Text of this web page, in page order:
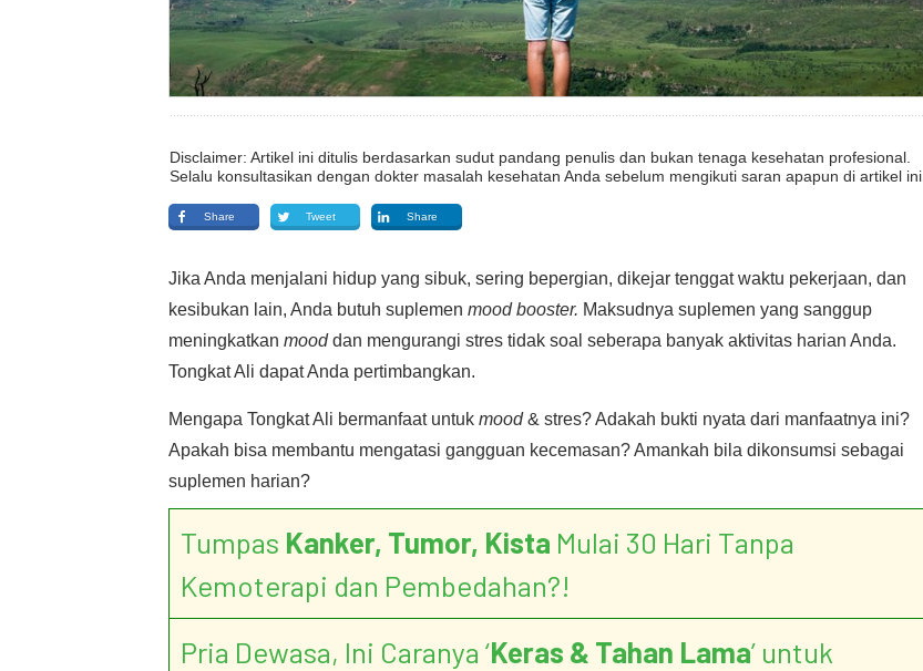
Disclaimer: Artikel ini ditulis berdasarkan sudut pandang penulis dan bukan tenaga kesehatan profesional.
Selalu konsultasikan dengan dokter masalah kesehatan Anda sebelum mengikuti saran apapun di artikel ini.
Share Tweet Share
Jika Anda menjalani hidup yang sibuk, sering bepergian, dikejar tenggat waktu pekerjaan, dan
kesibukan lain, Anda butuh suplemen mood booster. Maksudnya suplemen yang sanggup
meningkatkan mooddan mengurangi stres tidak soal seberapa banyak aktivitas harian Anda.
Tongkat Ali dapat Anda pertimbangkan.
Mengapa Tongkat Ali bermanfaat untuk mood& stres? Adakah bukti nyata dari manfaatnya ini?
Apakah bisa membantu mengatasi gangguan kecemasan? Amankah bila dikonsumsi sebagai
suplemen harian?
Tumpas Kanker, Tumor, Kista Mulai 30 Hari Tanpa
Kemoterapi dan Pembedahan?!
Pria Dewasa, Ini Caranya ‘Keras & Tahan Lama’ untuk